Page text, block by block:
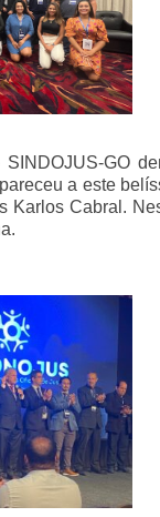
GO
a este
Cabral.